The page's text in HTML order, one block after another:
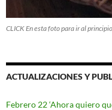
CLICK En esta foto para ir al
ACTUALIZACIONES Y
Febrero 22 ‘Ahora quiero